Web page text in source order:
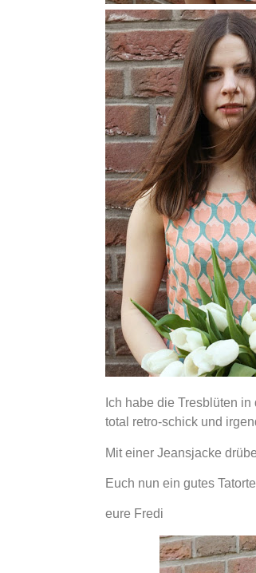
Ich habe die Tresblüten
total retro-schick und
Mit einer Jeansjacke
Euch nun ein gutes
eure Fredi